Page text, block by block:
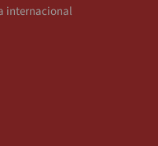
internacional